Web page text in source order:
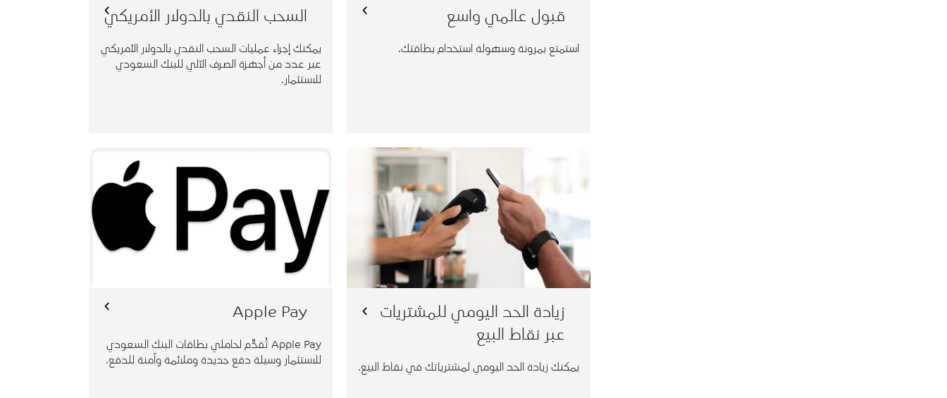
قبول عالمي واسع
استمتع بمرونة وسهولة استخدام بطاقتك.
السحب النقدي بالدولار الأمريكي
يمكنك إجراء عمليات السحب النقدي بالدولار الأمريكي
عبر عدد من أجهزة الصرف الآلي للبنك السعودي
للاستثمار.
زيادة الحد اليومي للمشتريات
عبر نقاط البيع
يمكنك زيادة الحد اليومي لمشترياتك في نقاط البيع.
تماشياً مع رغبتك
واحتياجاتك عبر القنوات الإلكترونية.
Apple Pay
Apple Pay تُقدِّم لحاملي بطاقات البنك السعودي
للاستثمار وسيلة دفع جديدة وملائمة وآمنة للدفع.
عن طريق الأجهزة المتوافقة مع أنظمة تشغيل
IOS وذلك بإضافة بطاقاتهم عبر "فلكس تاتش" أو